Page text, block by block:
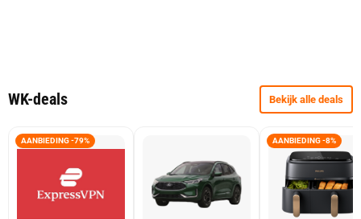
WK-deals Bekijk alle deals
AANBIEDING -79% AANBIEDING -8%